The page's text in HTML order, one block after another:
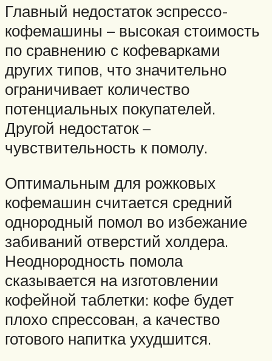
Главный недостаток эспрессо-
кофемашины – высокая стоимость
по сравнению с кофеварками
других типов, что значительно
ограничивает количество
потенциальных покупателей.
Другой недостаток –
чувствительность к помолу.
Оптимальным для рожковых
кофемашин считается средний
однородный помол во избежание
забиваний отверстий холдера.
Неоднородность помола
сказывается на изготовлении
кофейной таблетки: кофе будет
плохо спрессован, а качество
готового напитка ухудшится.